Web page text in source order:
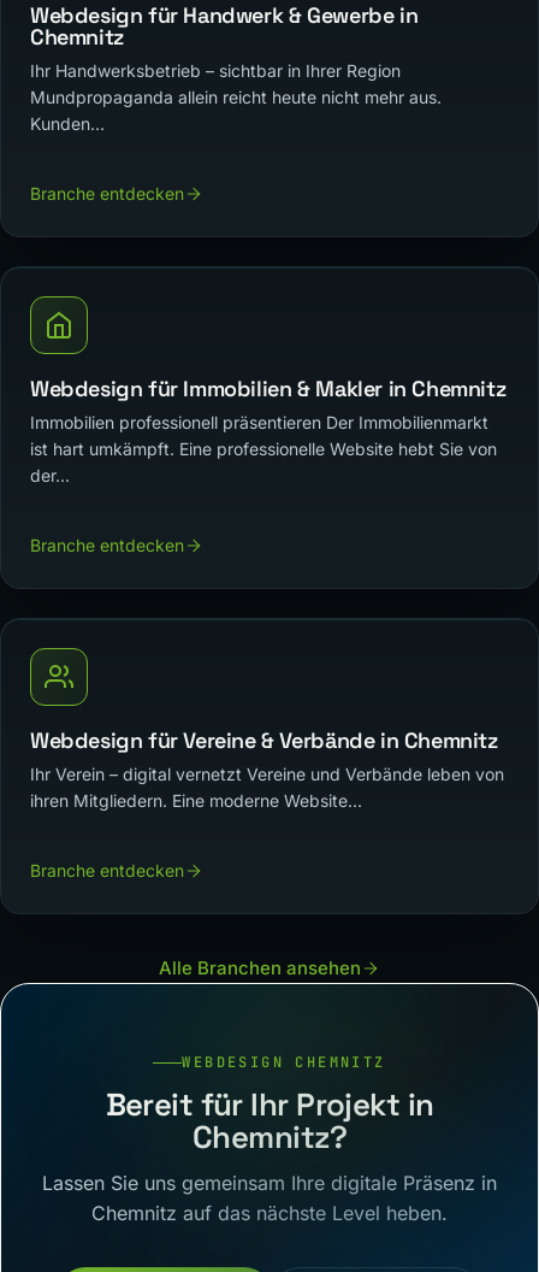
Webdesign für Handwerk & Gewerbe in
Chemnitz
Ihr Handwerksbetrieb – sichtbar in Ihrer Region
Mundpropaganda allein reicht heute nicht mehr aus.
Kunden...
Branche entdecken
Webdesign für Immobilien & Makler in Chemnitz
Immobilien professionell präsentieren Der Immobilienmarkt
ist hart umkämpft. Eine professionelle Website hebt Sie von
der...
Branche entdecken
Webdesign für Vereine & Verbände in Chemnitz
Ihr Verein – digital vernetzt Vereine und Verbände leben von
ihren Mitgliedern. Eine moderne Website...
Branche entdecken
Alle Branchen ansehen
WEBDESIGN CHEMNITZ
Bereit für Ihr Projekt in
Chemnitz?
Lassen Sie uns gemeinsam Ihre digitale Präsenz in
Chemnitz auf das nächste Level heben.